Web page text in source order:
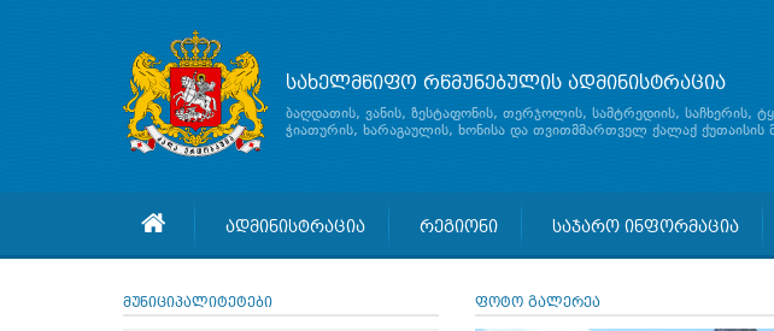
სახელმწიფო რწმუნებულის ადმინისტრაცია
ბაღდათის, ვანის, ზესტაფონის, თერჯოლის, სამტრედიის, საჩხერის,
ჭიათურის, ხარაგაულის, ხონისა და თვითმმართველ ქალაქ ქუთაისის
ადმინისტრაცია რეგიონი საჯარო ინფორმაცია
მუნიციპალიტეტები ფოტო გალერეა